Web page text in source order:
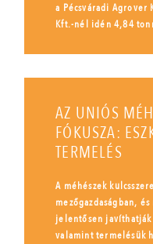
a Pécsváradi Agrover
Kft.-nél idén 4,84
AZ UNIÓS
FÓKUSZA:
TERMELÉS
A méhészek
mezőgazdaságban,
jelentősen
valamint termelésük